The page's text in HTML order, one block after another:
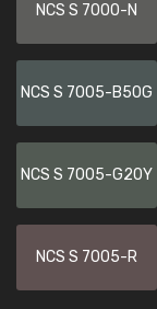
NCS S 7000-N
NCS S 7005-B50G
NCS S 7005-G20Y
NCS S 7005-R